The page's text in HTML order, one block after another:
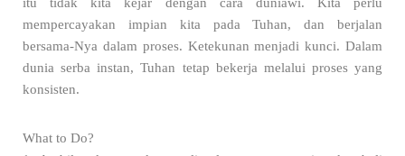
itu tidak kita kejar dengan cara duniawi. Kita perlu
mempercayakan impian kita pada Tuhan, dan berjalan
bersama-Nya dalam proses. Ketekunan menjadi kunci. Dalam
dunia serba instan, Tuhan tetap bekerja melalui proses yang
konsisten.
What to Do?